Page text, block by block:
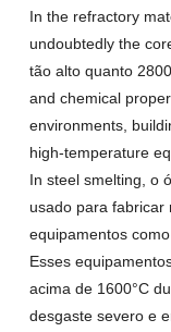
In the refractory
undoubtedly the
tão alto quanto
and chemical
environments,
high-temperature
In steel smelting , o
usado para fabricar
equipamentos
Esses
acima de 1600°C
desgaste severo e